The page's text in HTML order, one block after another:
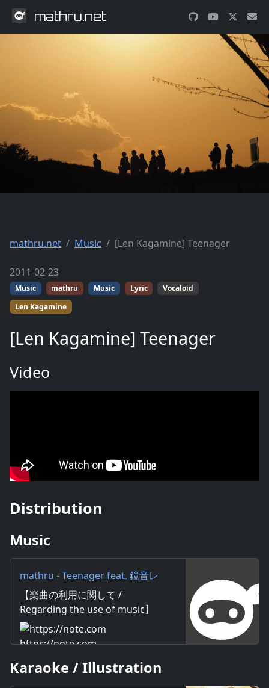
mathru.net
mathru.net Music [Len Kagamine] Teenager
2011-02-23
Music mathru Music Lyric
Vocaloid
Len Kagamine
[Len Kagamine] Teenager
Video
Distribution
Music
mathru - Teenager feat. 鏡音レ
ン - Teenager feat. Len
Kagamine｜mathru
【楽曲の利用に関して /
Regarding the use of music】
https://mathru.net/terms/musi
c 【歌詞 / Lyrics】 Lyrics：
Arrange：mathru Sing：Len
https://note.com
Karaoke / Illustration